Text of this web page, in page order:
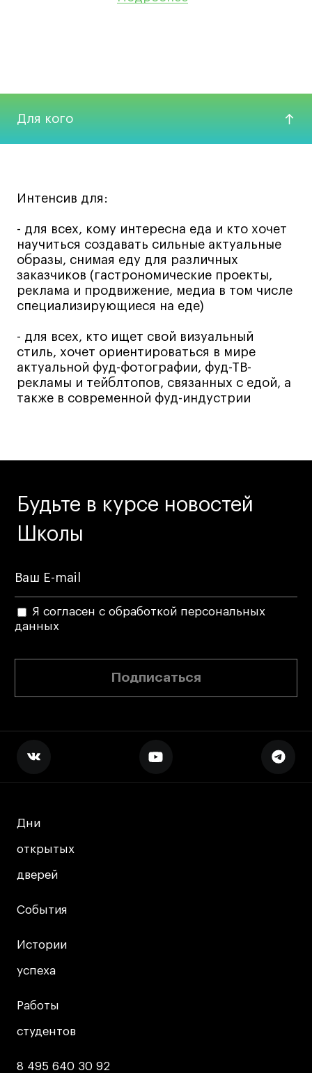
Для кого
Интенсив для:
- для всех, кому интересна еда и кто хочет
научиться создавать сильные актуальные
образы, снимая еду для различных
заказчиков (гастрономические проекты,
реклама и продвижение, медиа в том числе
специализирующиеся на еде)
- для всех, кто ищет свой визуальный
стиль, хочет ориентироваться в мире
актуальной фуд-фотографии, фуд-ТВ-
рекламы и тейблтопов, связанных с едой, а
также в современной фуд-индустрии
Будьте в курсе новостей
Школы
Я согласен с обработкой персональных
данных
Подписаться
Дни
открытых
дверей
Дни
открытых
дверей
События
События
Истории
успеха
Истории
успеха
Работы
студентов
Работы
студентов
8 495 640 30 92
8 495 640 30 92